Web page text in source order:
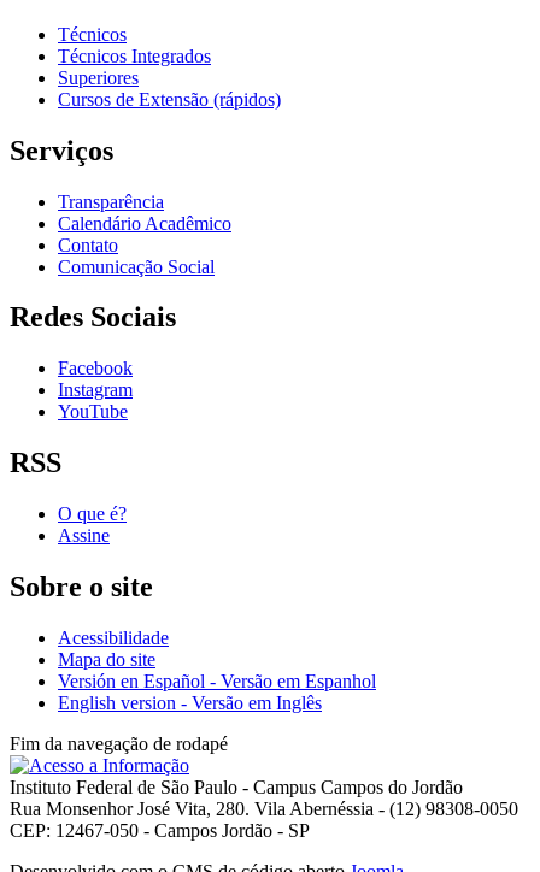
Técnicos
Técnicos Integrados
Superiores
Cursos de Extensão (rápidos)
Serviços
Transparência
Calendário Acadêmico
Contato
Comunicação Social
Redes Sociais
Facebook
Instagram
YouTube
RSS
O que é?
Assine
Sobre o site
Acessibilidade
Mapa do site
Versión en Español - Versão em Espanhol
English version - Versão em Inglês
Fim da navegação de rodapé
Instituto Federal de São Paulo - Campus Campos do Jordão
Rua Monsenhor José Vita, 280. Vila Abernéssia - (12) 98308-0050
CEP: 12467-050 - Campos Jordão - SP